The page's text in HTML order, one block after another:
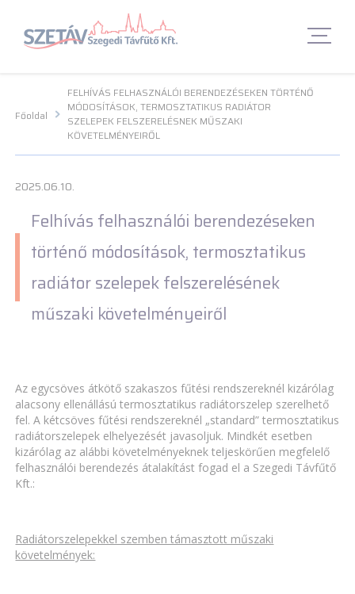
Navigációs menü segédlet
Fő Navigációs menü Fő Navigációs menü Fő tartalom Fő
Főoldal
FELHÍVÁS FELHASZNÁLÓI BERENDEZÉSEKEN TÖRTÉNŐ
MÓDOSÍTÁSOK, TERMOSZTATIKUS RADIÁTOR
SZELEPEK FELSZERELÉSNEK MŰSZAKI
KÖVETELMÉNYEIRŐL
2025.06.10.
Felhívás felhasználói berendezéseken
történő módosítások, termosztatikus
radiátor szelepek felszerelésének
műszaki követelményeiről
Az egycsöves átkötő szakaszos fűtési rendszereknél kizárólag
alacsony ellenállású termosztatikus radiátorszelep szerelhető
fel. A kétcsöves fűtési rendszereknél „standard” termosztatikus
radiátorszelepek elhelyezését javasoljuk. Mindkét esetben
kizárólag az alábbi követelményeknek teljeskörűen megfelelő
felhasználói berendezés átalakítást fogad el a Szegedi Távfűtő
Kft.:
Radiátorszelepekkel szemben támasztott műszaki
követelmények: